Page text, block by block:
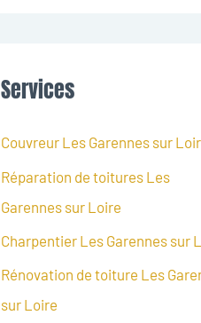
Services
Couvreur Les Garennes sur
Réparation de toitures Les
Garennes sur Loire
Charpentier Les Garennes sur
Rénovation de toiture Les
sur Loire